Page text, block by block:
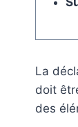
La
doit
des